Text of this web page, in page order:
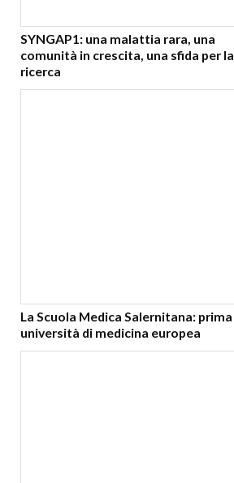
SYNGAP1: una malattia rara, una
comunità in crescita, una sfida per la
ricerca
La Scuola Medica Salernitana: prima
università di medicina europea